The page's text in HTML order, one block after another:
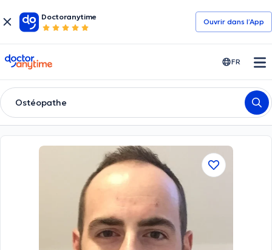
Doctoranytime
Ouvrir dans l’App
doctoranytime FR
Ostéopathe